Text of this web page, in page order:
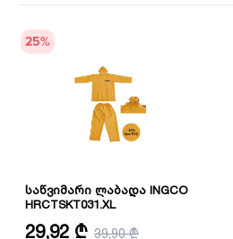
25%
საწვიმარი ლაბადა INGCO
HRCTSKT031.XL
ზომა: XL
29,92 ₾ 39,90 ₾